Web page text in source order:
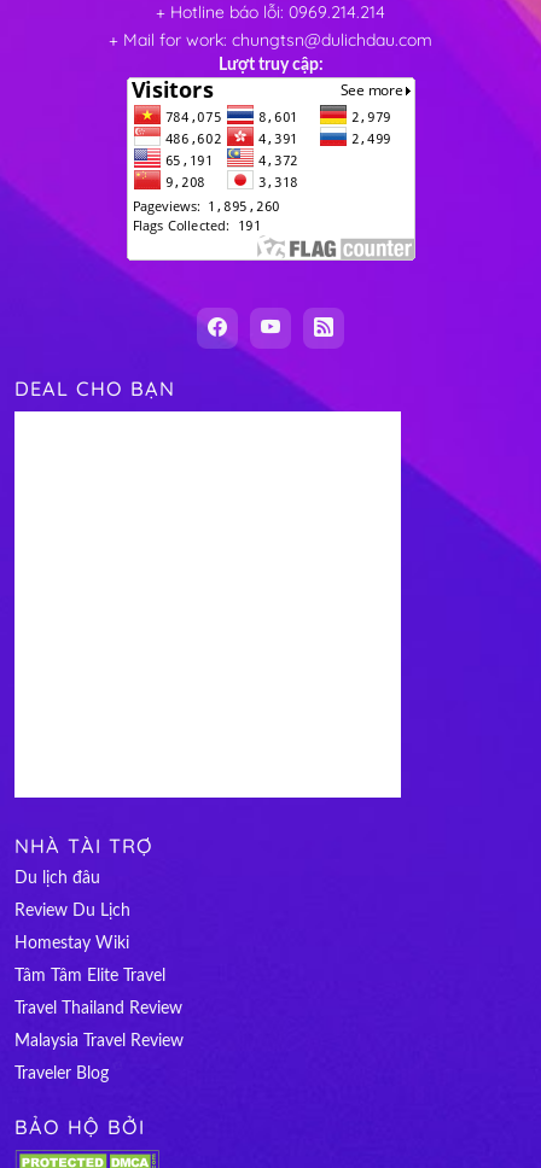
+ Hotline báo lỗi: 0969.214.214
+ Mail for work: chungtsn@dulichdau.com
Lượt truy cập:
DEAL CHO BẠN
NHÀ TÀI TRỢ
Du lịch đâu
Review Du Lịch
Homestay Wiki
Tâm Tâm Elite Travel
Travel Thailand Review
Malaysia Travel Review
Traveler Blog
BẢO HỘ BỞI